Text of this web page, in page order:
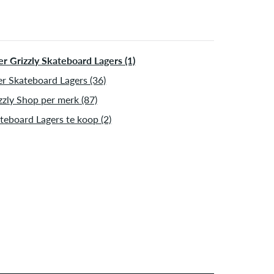
Grizzly Skateboard Lagers (1)
Skateboard Lagers (36)
Shop per merk (87)
Lagers te koop (2)